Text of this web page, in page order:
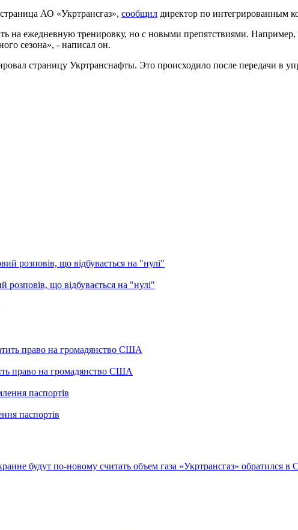
АО «Укртрансгаз», сообщил директор по интегрированным
на ежедневную тренировку, но с новыми препятствиями. Например,
сезона», - написал он.
страницу Укртранснафты. Это происходило после передачи в
що відбувається на "нулі"
право на громадянство США
паспортів
будут по-новому считать объем газа «Укртрансгаз» обратился в